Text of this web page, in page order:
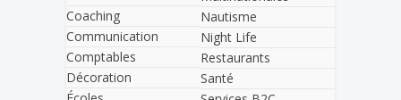
Coaching
Communication
Comptables
Décoration
Nautisme
Night Life
Restaurants
Santé